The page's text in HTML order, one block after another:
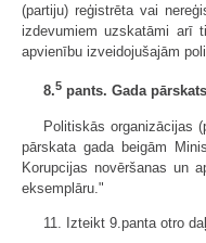
(partiju) reģistrēta vai
izdevumiem uzskatāmi arī
apvienību izveidojušajām
8.5 pants. Gada pārskats
Politiskās organizācijas
pārskata gada beigām
Korupcijas novēršanas un
eksemplāru."
11. Izteikt 9.panta otro